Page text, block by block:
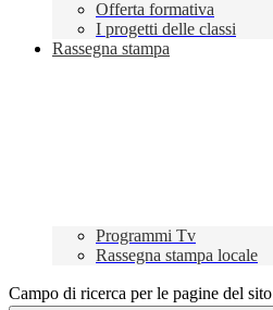
Offerta formativa
I progetti delle classi
Rassegna stampa
Programmi Tv
Rassegna stampa locale
Campo di ricerca per le pagine del sito